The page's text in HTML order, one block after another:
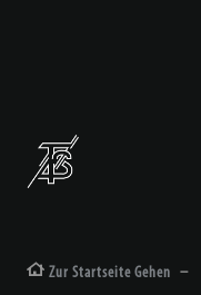
Zur Startseite Gehen